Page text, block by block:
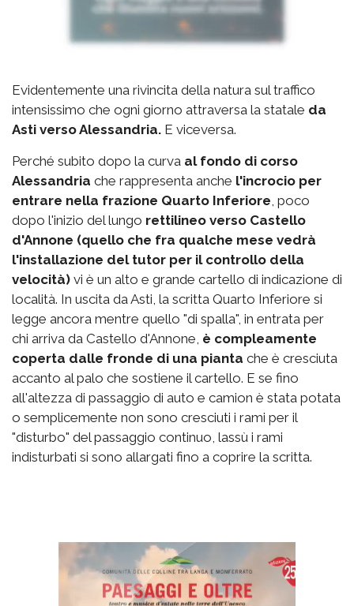
Evidentemente una rivincita della natura sul traffico
intensissimo che ogni giorno attraversa la statale da
Asti verso Alessandria. E viceversa.
Perché subito dopo la curva al fondo di corso
Alessandria che rappresenta anche l'incrocio per
entrare nella frazione Quarto Inferiore , poco
dopo l'inizio del lungo rettilineo verso Castello
d'Annone (quello che fra qualche mese vedrà
l'installazione del tutor per il controllo della
velocità) vi è un alto e grande cartello di indicazione di
località. In uscita da Asti, la scritta Quarto Inferiore si
legge ancora mentre quello "di spalla", in entrata per
chi arriva da Castello d'Annone, è compleamente
coperta dalle fronde di una pianta che è cresciuta
accanto al palo che sostiene il cartello. E se fino
all'altezza di passaggio di auto e camion è stata potata
o semplicemente non sono cresciuti i rami per il
"disturbo" del passaggio continuo, lassù i rami
indisturbati si sono allargati fino a coprire la scritta.